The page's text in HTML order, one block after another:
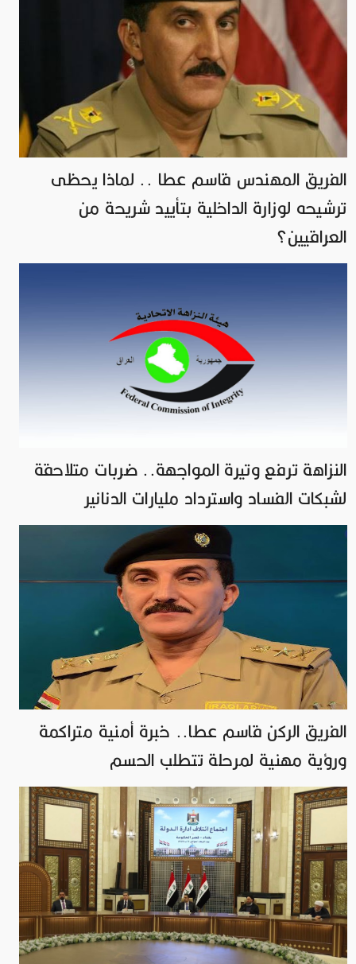
الفريق المهندس قاسم عطا .. لماذا يحظى
ترشيحه لوزارة الداخلية بتأييد شريحة من
العراقيين؟
النزاهة ترفع وتيرة المواجهة.. ضربات متلاحقة
لشبكات الفساد واسترداد مليارات الدنانير
الفريق الركن قاسم عطا.. خبرة أمنية متراكمة
ورؤية مهنية لمرحلة تتطلب الحسم